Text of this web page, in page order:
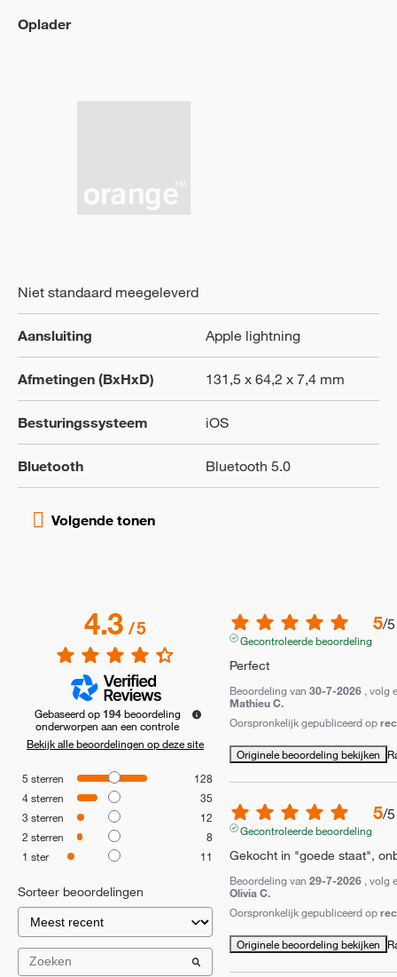
Oplader
Niet standaard meegeleverd
Aansluiting Apple lightning
Afmetingen (BxHxD) 131,5 x 64,2 x 7,4 mm
Besturingssysteem iOS
Bluetooth Bluetooth 5.0
4.3/5
Gebaseerd op 194 beoordeling
onderworpen aan een controle
Bekijk alle beoordelingen op deze site
5 sterren
128
4sterren
35
3 sterren
12
2 sterren
8
1 ster 11
Sorteer beoordelingen
5/5
Gecontroleerde beoordeling
Perfect
Beoordeling van 30-7-2026 , volg
Mathieu C.
Oorspronkelijk gepubliceerd op
Originele beoordeling bekijken
5/5
Gecontroleerde beoordeling
Gekocht in "goede staat",
Beoordeling van 29-7-2026 , volg
Olivia C.
Oorspronkelijk gepubliceerd op
Originele beoordeling bekijken